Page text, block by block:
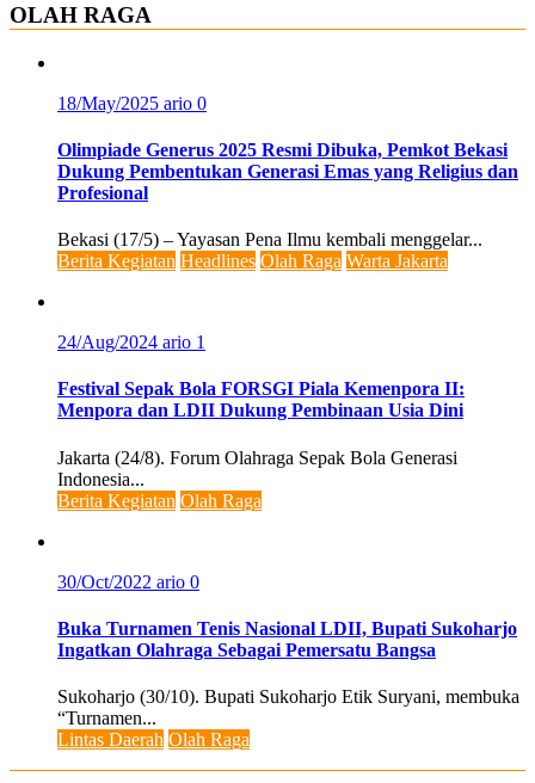
OLAH RAGA
18/May/2025 ario 0
Olimpiade Generus 2025 Resmi Dibuka, Pemkot Bekasi
Dukung Pembentukan Generasi Emas yang Religius dan
Profesional
Bekasi (17/5) – Yayasan Pena Ilmu kembali menggelar...
Berita Kegiatan Headlines Olah Raga Warta Jakarta
24/Aug/2024 ario 1
Festival Sepak Bola FORSGI Piala Kemenpora II:
Menpora dan LDII Dukung Pembinaan Usia Dini
Jakarta (24/8). Forum Olahraga Sepak Bola Generasi
Indonesia...
Berita Kegiatan Olah Raga
30/Oct/2022 ario 0
Buka Turnamen Tenis Nasional LDII, Bupati Sukoharjo
Ingatkan Olahraga Sebagai Pemersatu Bangsa
Sukoharjo (30/10). Bupati Sukoharjo Etik Suryani, membuka
“Turnamen...
Lintas Daerah Olah Raga